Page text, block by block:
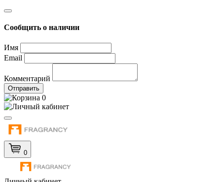
Сообщить о наличии
Имя
Email
Комментарий
Отправить
0
0